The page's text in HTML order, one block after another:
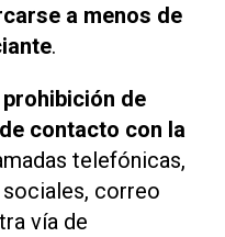
a menos de
.
prohibición de
contacto con la
telefónicas,
correo
vía de